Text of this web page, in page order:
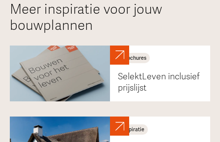
Meer inspiratie voor jouw
bouwplannen
Brochures
SelektLeven inclusief
prijslijst
Inspiratie